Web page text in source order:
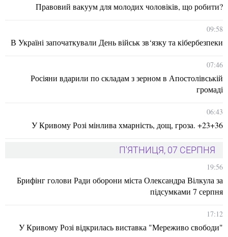
Правовий вакуум для молодих чоловіків, що робити?
09:58
В Україні започаткували День військ зв‘язку та кібербезпеки
07:46
Росіяни вдарили по складам з зерном в Апостолівській
громаді
06:43
У Кривому Розі мінлива хмарність, дощ, гроза. +23+36
П'ЯТНИЦЯ, 07 СЕРПНЯ
19:56
Брифінг голови Ради оборони міста Олександра Вілкула за
підсумками 7 серпня
17:12
У Кривому Розі відкрилась виставка "Мереживо свободи"